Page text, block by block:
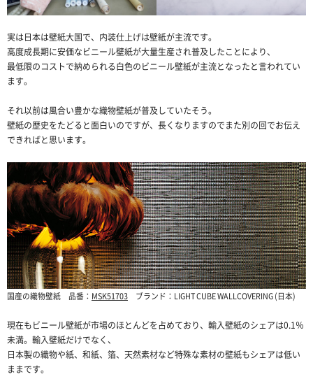
実は日本は壁紙大国で、内装仕上げは壁紙が主流です。
高度成長期に安価なビニール壁紙が大量生産され普及したことにより、
最低限のコストで納められる白色のビニール壁紙が主流となったと言われてい
ます。
それ以前は風合い豊かな織物壁紙が普及していたそう。
壁紙の歴史をたどると面白いのですが、長くなりますのでまた別の回でお伝え
できればと思います。
国産の織物壁紙 品番： MSK51703 ブランド：LIGHT CUBE WALLCOVERING (日本)
現在もビニール壁紙が市場のほとんどを占めており、輸入壁紙のシェアは0.1％
未満。輸入壁紙だけでなく、
日本製の織物や紙、和紙、箔、天然素材など特殊な素材の壁紙もシェアは低い
ままです。